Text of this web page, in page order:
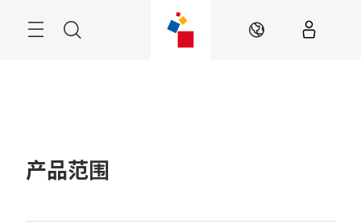
菜
ZH
产品范围